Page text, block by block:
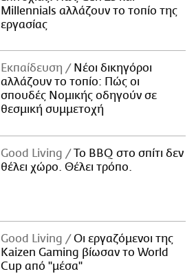
Millennials αλλάζουν το τοπίο της
εργασίας
Εκπαίδευση
Νέοι δικηγόροι
αλλάζουν το τοπίο: Πώς οι
σπουδές Νομικής οδηγούν σε
θεσμική συμμετοχή
Good Living
Το BBQ στο σπίτι δεν
θέλει χώρο. Θέλει τρόπο.
Good Living
Οι εργαζόμενοι της
Kaizen Gaming βίωσαν το World
Cup από "μέσα"